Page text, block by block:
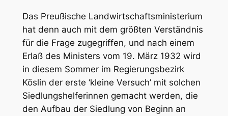
Das Preußische Landwirtschaftsministerium
hat denn auch mit dem größten Verständnis
für die Frage zugegriffen, und nach einem
Erlaß des Ministers vom 19. März 1932 wird
in diesem Sommer im Regierungsbezirk
Köslin der erste ‘kleine Versuch’ mit solchen
Siedlungshelferinnen gemacht werden, die
den Aufbau der Siedlung von Beginn an